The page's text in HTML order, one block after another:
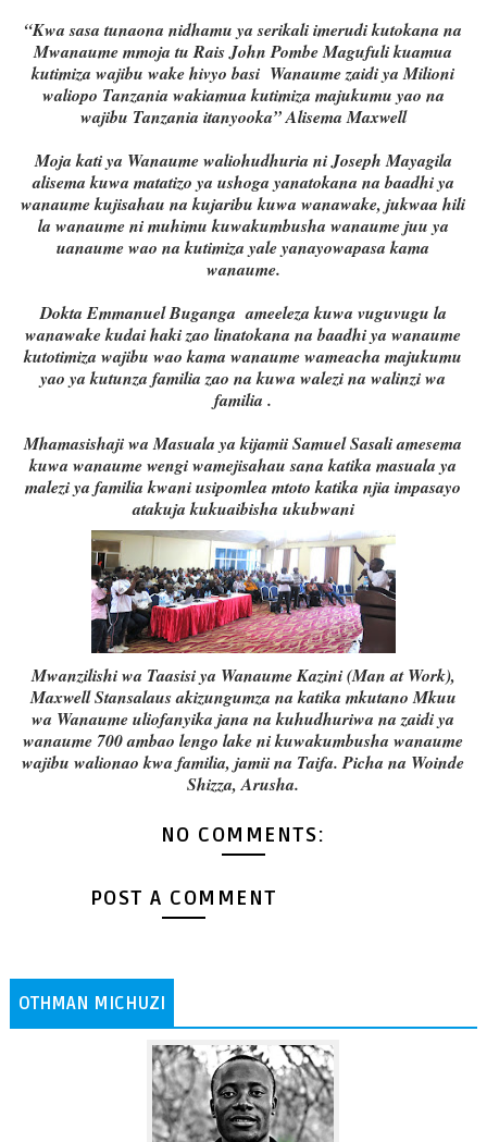
“Kwa sasa tunaona nidhamu ya serikali imerudi kutokana na
Mwanaume mmoja tu Rais John Pombe Magufuli kuamua
kutimiza wajibu wake hivyo basi Wanaume zaidi ya Milioni
waliopo Tanzania wakiamua kutimiza majukumu yao na
wajibu Tanzania itanyooka” Alisema Maxwell
Moja kati ya Wanaume waliohudhuria ni Joseph Mayagila
alisema kuwa matatizo ya ushoga yanatokana na baadhi ya
wanaume kujisahau na kujaribu kuwa wanawake, jukwaa hili
la wanaume ni muhimu kuwakumbusha wanaume juu ya
uanaume wao na kutimiza yale yanayowapasa kama
wanaume.
Dokta Emmanuel Buganga ameeleza kuwa vuguvugu la
wanawake kudai haki zao linatokana na baadhi ya wanaume
kutotimiza wajibu wao kama wanaume wameacha majukumu
yao ya kutunza familia zao na kuwa walezi na walinzi wa
familia .
Mhamasishaji wa Masuala ya kijamii Samuel Sasali amesema
kuwa wanaume wengi wamejisahau sana katika masuala ya
malezi ya familia kwani usipomlea mtoto katika njia impasayo
atakuja kukuaibisha ukubwani
Mwanzilishi wa Taasisi ya Wanaume Kazini (Man at Work),
Maxwell Stansalaus akizungumza na katika mkutano Mkuu
wa Wanaume uliofanyika jana na kuhudhuriwa na zaidi ya
wanaume 700 ambao lengo lake ni kuwakumbusha wanaume
wajibu walionao kwa familia, jamii na Taifa. Picha na Woinde
Shizza, Arusha.
NO COMMENTS:
POST A COMMENT
OTHMAN MICHUZI